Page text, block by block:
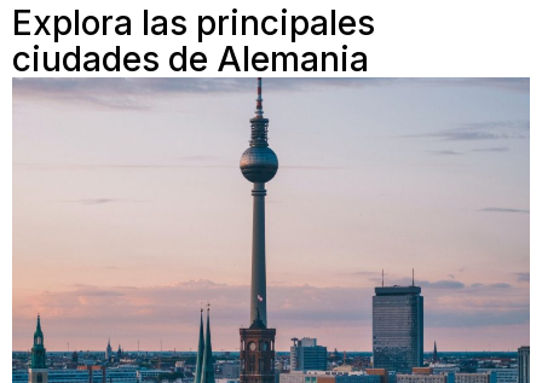
Explora las principales
ciudades de Alemania